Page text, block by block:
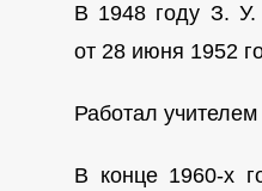
В 1948 году З.
от 28 июня 1952
Работал
В конце 1960-х